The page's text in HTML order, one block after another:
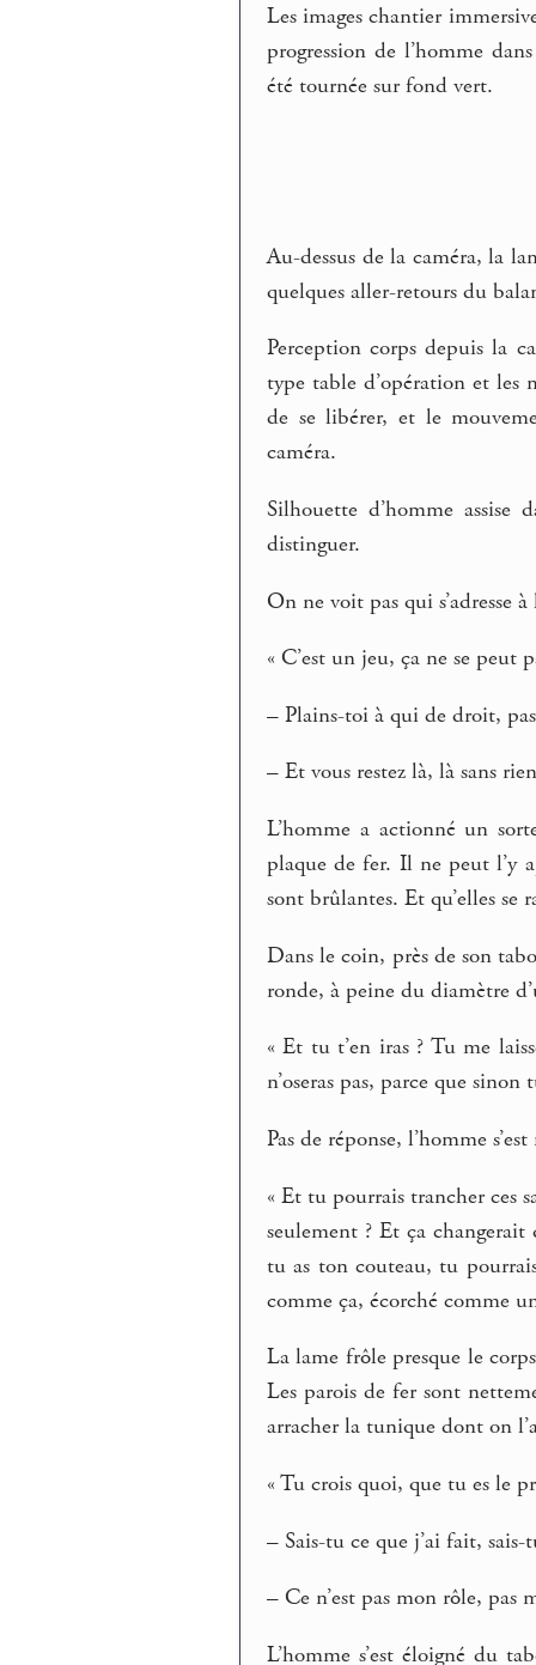
Les images chantier
progression de l’homme
été tournée sur fond vert.
Au-dessus de la caméra, la
quelques aller-retours du
Perception corps depuis la
type table d’opération et les
de se libérer, et le
caméra.
Silhouette d’homme
distinguer.
On ne voit pas qui s’adresse
« C’est un jeu, ça ne se
– Plains-toi à qui de droit,
– Et vous restez là, là sans
L’homme a actionné un
plaque de fer. Il ne peut l’y
sont brûlantes. Et qu’elles se
Dans le coin, près de son
ronde, à peine du diamètre
« Et tu t’en iras ? Tu me
n’oseras pas, parce que
Pas de réponse, l’homme
« Et tu pourrais trancher ces
seulement ? Et ça
tu as ton couteau, tu
comme ça, écorché comme
La lame frôle presque le
Les parois de fer sont
arracher la tunique dont on
« Tu crois quoi, que tu es le
– Sais-tu ce que j’ai fait,
– Ce n’est pas mon rôle, pas
L’homme s’est éloigné du